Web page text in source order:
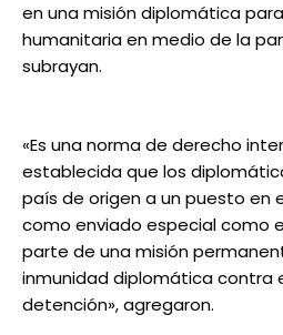
en una misión diplomática
humanitaria en medio de la
subrayan.
«Es una norma de derecho
establecida que los
país de origen a un puesto en
como enviado especial como
parte de una misión
inmunidad diplomática contra
detención», agregaron.